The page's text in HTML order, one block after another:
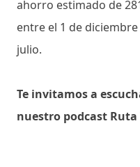
ahorro estimado de
entre el 1 de
julio.
Te invitamos a
nuestro podcast Ruta